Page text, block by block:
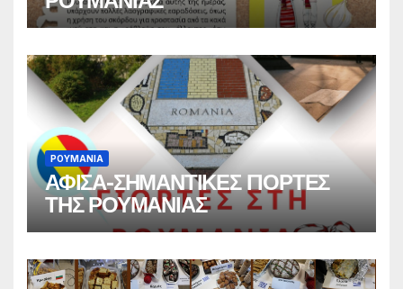
ΡΟΥΜΑΝΙΑ
ΑΦΙΣΑ-ΣΗΜΑΝΤΙΚΕΣ ΓΙΟΡΤΕΣ
ΤΗΣ ΡΟΥΜΑΝΙΑΣ